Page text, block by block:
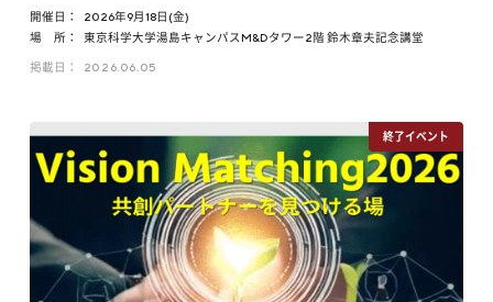
開催日：
2026年9月18日(金)
場 所：
東京科学大学湯島キャンパスM&Dタワー2階 鈴木章夫記念講堂
掲載日： 2026.06.05